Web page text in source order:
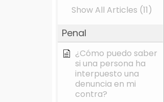
Show All Articles (11)
Penal
¿Cómo puedo saber
si una persona ha
interpuesto una
denuncia en mi
contra?